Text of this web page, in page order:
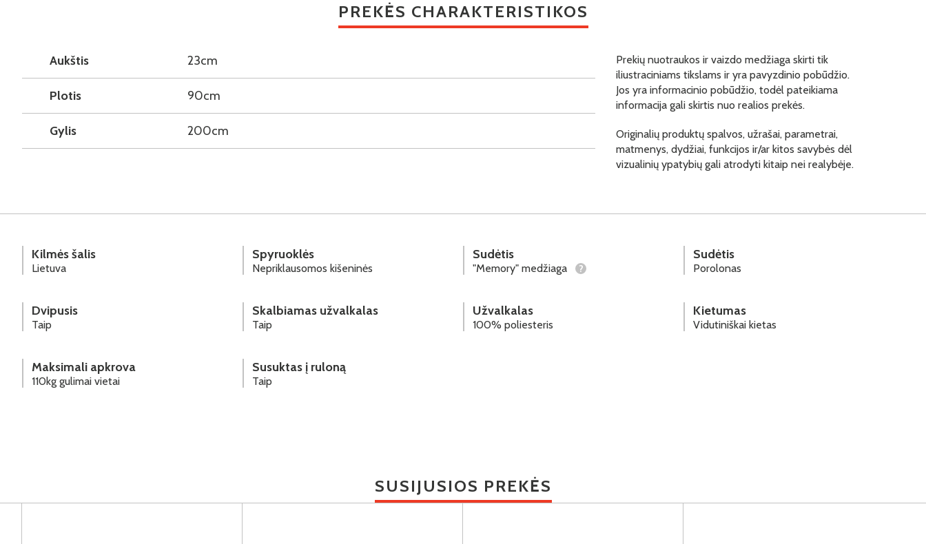
PREKĖS CHARAKTERISTIKOS
Aukštis 23cm
Plotis 90cm
Gylis 200cm
Prekių nuotraukos ir vaizdo medžiaga skirti tik
iliustraciniams tikslams ir yra pavyzdinio pobūdžio.
Jos yra informacinio pobūdžio, todėl pateikiama
informacija gali skirtis nuo realios prekės.
Originalių produktų spalvos, užrašai, parametrai,
matmenys, dydžiai, funkcijos ir/ar kitos savybės dėl
vizualinių ypatybių gali atrodyti kitaip nei realybėje.
Kilmės šalis
Lietuva
Spyruoklės
Nepriklausomos kišeninės
Sudėtis
"Memory" medžiaga ?
Sudėtis
Porolonas
Dvipusis
Taip
Skalbiamas užvalkalas
Taip
Užvalkalas
100% poliesteris
Kietumas
Vidutiniškai kietas
Maksimali apkrova
110kg gulimai vietai
Susuktas į ruloną
Taip
SUSIJUSIOS PREKĖS